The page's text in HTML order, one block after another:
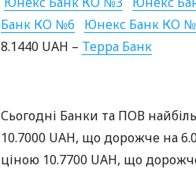
Банк КО №6
Юнекс Банк КО
8.1440 UAH – Терра Банк
Сьогодні Банки та ПОВ
10.7000 UAH, що дорожче на
ціною 10.7700 UAH, що